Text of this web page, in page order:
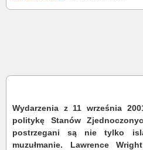
Wydarzenia z 11 września
politykę Stanów
postrzegani są nie tylko
muzułmanie. Lawrence